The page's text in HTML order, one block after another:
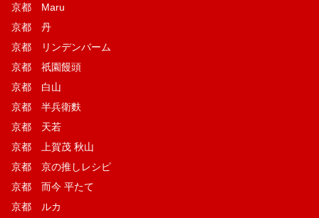
京都 Maru
京都 丹
京都 リンデンバーム
京都 祇園饅頭
京都 白山
京都 半兵衛麩
京都 天若
京都 上賀茂 秋山
京都 京の推しレシピ
京都 而今 平たて
京都 ルカ